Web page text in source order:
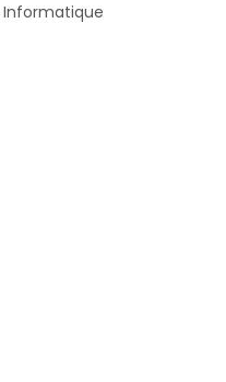
Informatique